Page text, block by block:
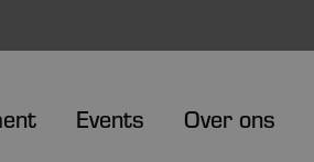
Events Over ons